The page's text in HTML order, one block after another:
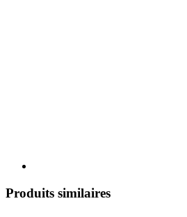
Produits similaires